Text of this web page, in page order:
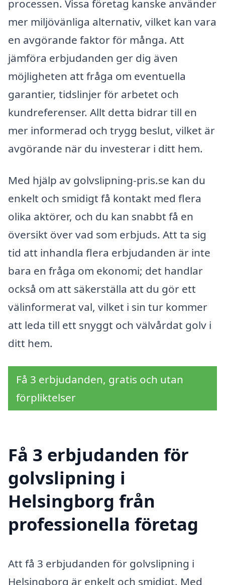
processen. Vissa företag kanske använder
mer miljövänliga alternativ, vilket kan vara
en avgörande faktor för många. Att
jämföra erbjudanden ger dig även
möjligheten att fråga om eventuella
garantier, tidslinjer för arbetet och
kundreferenser. Allt detta bidrar till en
mer informerad och trygg beslut, vilket är
avgörande när du investerar i ditt hem.
Med hjälp av golvslipning-pris.se kan du
enkelt och smidigt få kontakt med flera
olika aktörer, och du kan snabbt få en
översikt över vad som erbjuds. Att ta sig
tid att inhandla flera erbjudanden är inte
bara en fråga om ekonomi; det handlar
också om att säkerställa att du gör ett
välinformerat val, vilket i sin tur kommer
att leda till ett snyggt och välvårdat golv i
ditt hem.
Få 3 erbjudanden, gratis och utan
förpliktelser
Få 3 erbjudanden för
golvslipning i
Helsingborg från
professionella företag
Att få 3 erbjudanden för golvslipning i
Helsingborg är enkelt och smidigt. Med